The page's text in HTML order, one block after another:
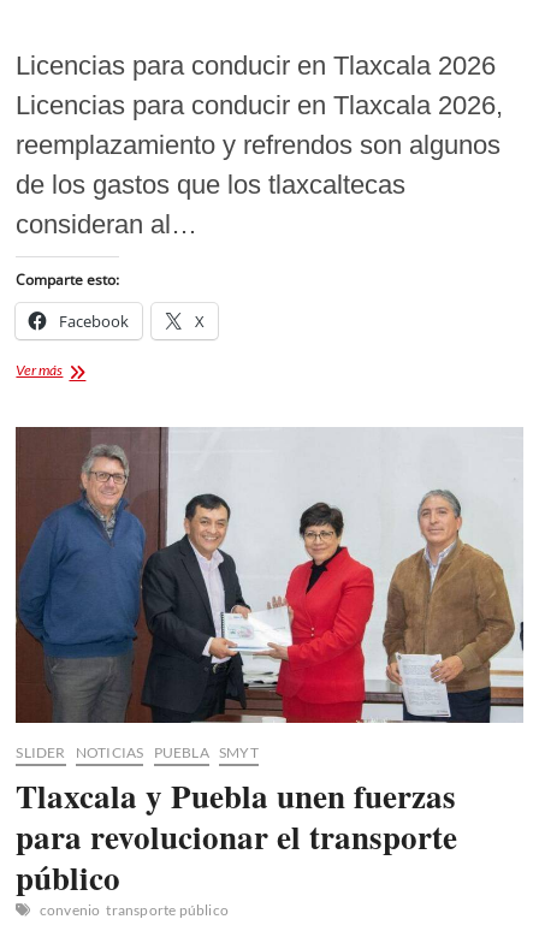
Licencias para conducir en Tlaxcala 2026
Licencias para conducir en Tlaxcala 2026,
reemplazamiento y refrendos son algunos
de los gastos que los tlaxcaltecas
consideran al…
Comparte esto:
Facebook X
Ver másLicencias
en
Tlaxcala
2026
SLIDER NOTICIAS PUEBLA SMYT
Tlaxcala y Puebla unen fuerzas
para revolucionar el transporte
público
convenio transporte público